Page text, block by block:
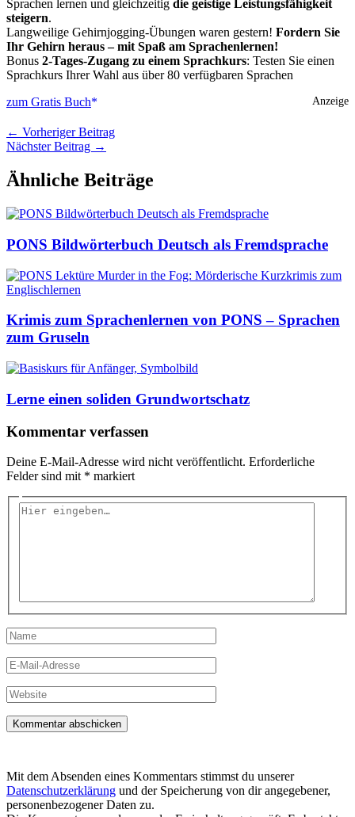
Sprachen lernen und gleichzeitig die geistige Leistungsfähigkeit
steigern.
Langweilige Gehirnjogging-Übungen waren gestern! Fordern Sie
Ihr Gehirn heraus – mit Spaß am Sprachenlernen!
Bonus 2-Tages-Zugang zu einem Sprachkurs: Testen Sie einen
Sprachkurs Ihrer Wahl aus über 80 verfügbaren Sprachen
Anzeige
zum Gratis Buch
← Vorheriger Beitrag
Nächster Beitrag →
Ähnliche Beiträge
PONS Bildwörterbuch Deutsch als Fremdsprache
Krimis zum Sprachenlernen von PONS – Sprachen
zum Gruseln
Lerne einen soliden Grundwortschatz
Kommentar verfassen
Deine E-Mail-Adresse wird nicht veröffentlicht. Erforderliche
Felder sind mit * markiert
Hier
Name
E-
Mail-
Adresse
Website
Mit dem Absenden eines Kommentars stimmst du unserer
Datenschutzerklärung und der Speicherung von dir angegebener,
personenbezogener Daten zu.